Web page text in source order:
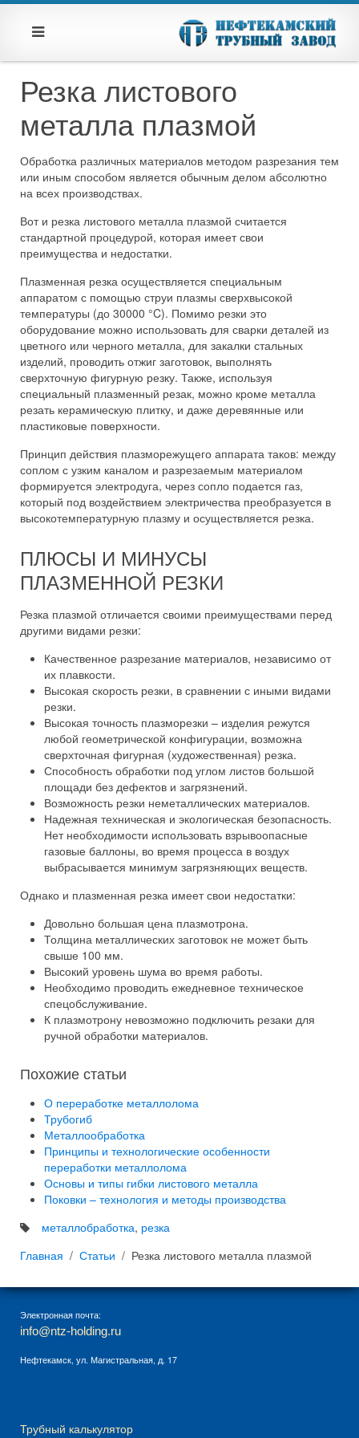
Резка листового
металла плазмой
Обработка различных материалов методом разрезания тем
или иным способом является обычным делом абсолютно
на всех производствах.
Вот и резка листового металла плазмой считается
стандартной процедурой, которая имеет свои
преимущества и недостатки.
Плазменная резка осуществляется специальным
аппаратом с помощью струи плазмы сверхвысокой
температуры (до 30000 °C). Помимо резки это
оборудование можно использовать для сварки деталей из
цветного или черного металла, для закалки стальных
изделий, проводить отжиг заготовок, выполнять
сверхточную фигурную резку. Также, используя
специальный плазменный резак, можно кроме металла
резать керамическую плитку, и даже деревянные или
пластиковые поверхности.
Принцип действия плазморежущего аппарата таков: между
соплом с узким каналом и разрезаемым материалом
формируется электродуга, через сопло подается газ,
который под воздействием электричества преобразуется в
высокотемпературную плазму и осуществляется резка.
ПЛЮСЫ И МИНУСЫ
ПЛАЗМЕННОЙ РЕЗКИ
Резка плазмой отличается своими преимуществами перед
другими видами резки:
Качественное разрезание материалов, независимо от
их плавкости.
Высокая скорость резки, в сравнении с иными видами
резки.
Высокая точность плазморезки – изделия режутся
любой геометрической конфигурации, возможна
сверхточная фигурная (художественная) резка.
Способность обработки под углом листов большой
площади без дефектов и загрязнений.
Возможность резки неметаллических материалов.
Надежная техническая и экологическая безопасность.
Нет необходимости использовать взрывоопасные
газовые баллоны, во время процесса в воздух
выбрасывается минимум загрязняющих веществ.
Однако и плазменная резка имеет свои недостатки:
Довольно большая цена плазмотрона.
Толщина металлических заготовок не может быть
свыше 100 мм.
Высокий уровень шума во время работы.
Необходимо проводить ежедневное техническое
спецобслуживание.
К плазмотрону невозможно подключить резаки для
ручной обработки материалов.
Похожие статьи
О переработке металлолома
Трубогиб
Металлообработка
Принципы и технологические особенности
переработки металлолома
Основы и типы гибки листового металла
Поковки – технология и методы производства
металлобработка, резка
Главная
Статьи Резка листового металла плазмой
Электронная почта:
info@ntz-holding.ru
Нефтекамск, ул. Магистральная, д. 17
Трубный калькулятор